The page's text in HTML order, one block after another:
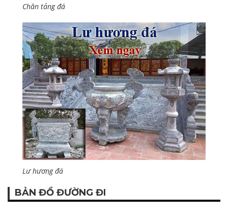
Chân tảng đá
Lư hương đá
BẢN ĐỒ ĐƯỜNG ĐI